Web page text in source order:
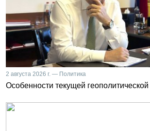
2 августа 2026 г. — Политика
Особенности текущей геополитической